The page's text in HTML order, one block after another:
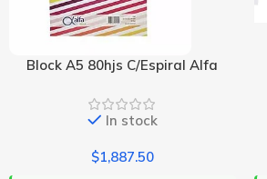
Block De Acuarela 25Hjs
In stock
$10,250.00